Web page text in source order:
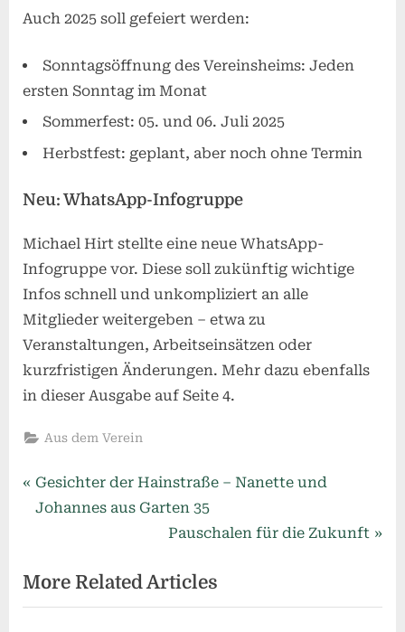
Auch 2025 soll gefeiert werden:
Sonntagsöffnung des Vereinsheims: Jeden
ersten Sonntag im Monat
Sommerfest: 05. und 06. Juli 2025
Herbstfest: geplant, aber noch ohne Termin
Neu: WhatsApp-Infogruppe
Michael Hirt stellte eine neue WhatsApp-
Infogruppe vor. Diese soll zukünftig wichtige
Infos schnell und unkompliziert an alle
Mitglieder weitergeben – etwa zu
Veranstaltungen, Arbeitseinsätzen oder
kurzfristigen Änderungen. Mehr dazu ebenfalls
in dieser Ausgabe auf Seite 4.
Aus dem Verein
Beitragsnavigation
P
r
i
o
Gesichter der Hainstraße – Nanette und
Johannes aus Garten 35
N
x
t
Pauschalen für die Zukunft
More Related Articles